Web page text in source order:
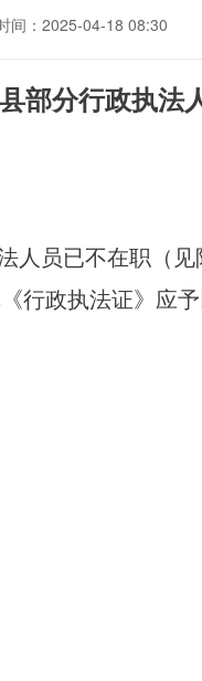
间：2025-04-18 08:30
部分行政执法
人员已不在职（
行政执法证》应予